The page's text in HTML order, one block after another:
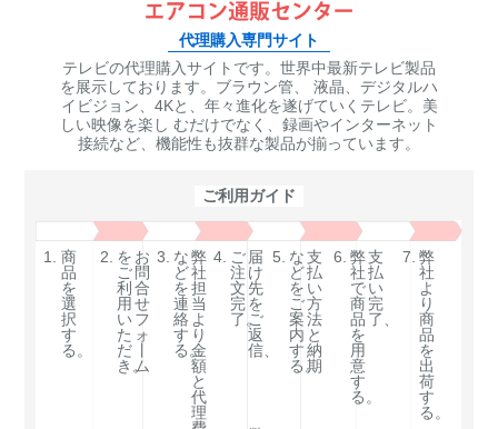
代理購入専門サイト
テレビの代理購入サイトです。世界中最新テレビ製品
を展示しております。ブラウン管、 液晶、デジタルハ
イビジョン、4Kと、年々進化を遂げていくテレビ。美
しい映像を楽し むだけでなく、録画やインターネット
接続など、機能性も抜群な製品が揃っています。
ご利用ガイド
1.
商
品
を
選
択
す
る。
2. を
ご
利
用
い
た
だ
き。
お
問
合
せ
フ
ォ
ム
3. な
ど
を
連
絡
す
る。
弊
社
担
当
よ
り
金
額
と
代
理
4. ご
注
文
完
了。
届
け
先
を
ご
返
信、
5. な
ど
を
ご
案
内
す
る。
支
払
い
方
法
と
納
期
6. 弊
社
で
商
品
を
用
意
す
る。
支
払
い
完
了、
7. 弊
社
よ
り
商
品
を
出
荷
す
る。